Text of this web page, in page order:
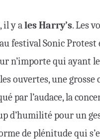
il y ales Harry’s. Les
festival Sonic Protest
n’importe qui ayant
ouvertes, une grosse
par l’audace, la
d’humilité pour un
de plénitude qui